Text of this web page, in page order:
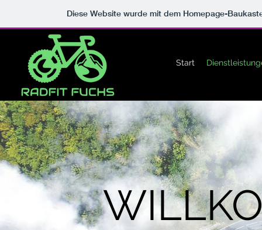
Diese Website wurde mit dem Homepage-
Start